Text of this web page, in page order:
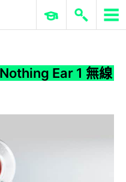
ERP 與商業 AI
Ear 1 無線